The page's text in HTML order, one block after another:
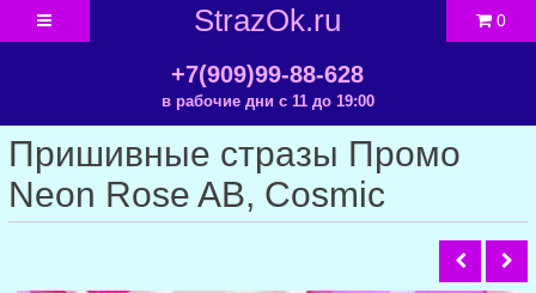
StrazOk.ru
+7(909)99-88-628
в рабочие дни с 11 до 19:00
0
Пришивные стразы Промо
Neon Rose AB, Cosmic